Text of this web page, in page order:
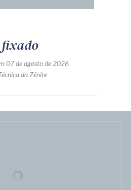
07 de agosto de 2026
da Zênite